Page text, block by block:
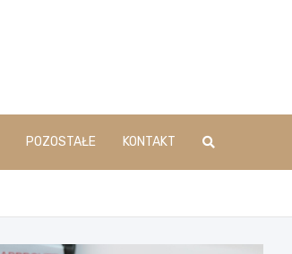
POZOSTAŁE KONTAKT